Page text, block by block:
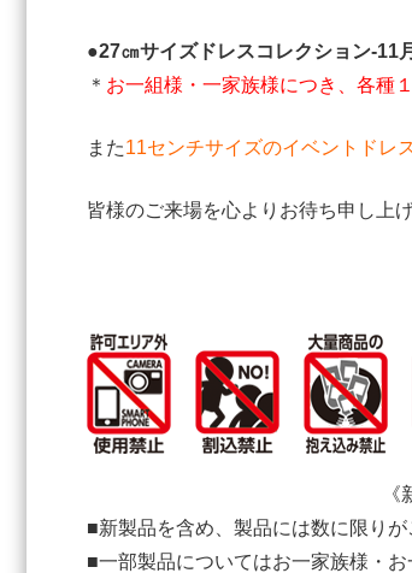
●27㎝サイズドレスコレクション-
＊ お一組様・一家族様につき、各種
また11センチサイズのイベントドレ
皆様のご来場を心よりお待ち申し上
■新製品を含め、製品には数に限り
■一部製品についてはお一家族様・